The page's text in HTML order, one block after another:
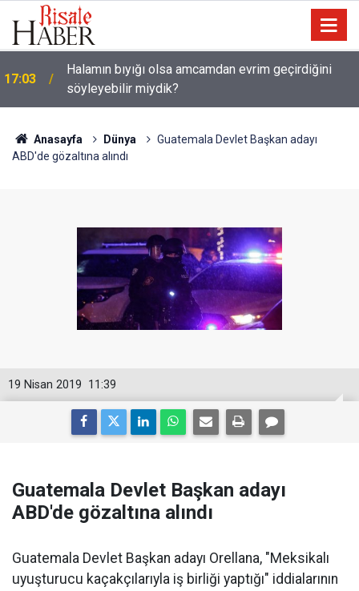
17:03
Halamın bıyığı olsa amcamdan evrim geçirdiğini
söyleyebilir miydik?
16:05
Güneş Tutulması 12 Ağustos'ta: Türkiye'den
görülecek mi?
Anasayfa Dünya
Guatemala Devlet Başkan adayı
ABD'de gözaltına alındı
11:39
19 Nisan 2019
Guatemala Devlet Başkan adayı
ABD'de gözaltına alındı
Guatemala Devlet Başkan adayı Orellana, "Meksikalı
uyuşturucu kaçakçılarıyla iş birliği yaptığı" iddialarının